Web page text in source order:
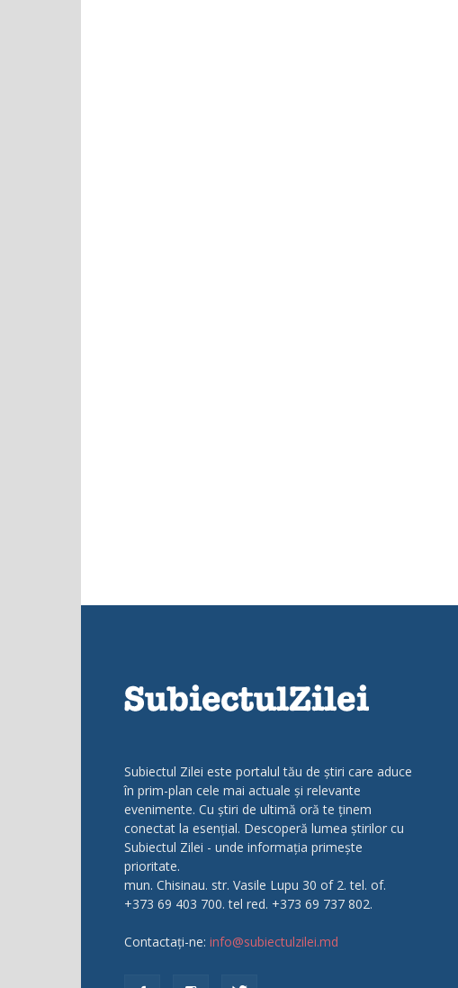
Subiectul Zilei este portalul tău de știri care aduce
în prim-plan cele mai actuale și relevante
evenimente. Cu știri de ultimă oră te ținem
conectat la esențial. Descoperă lumea știrilor cu
Subiectul Zilei - unde informația primește
prioritate.
mun. Chisinau. str. Vasile Lupu 30 of 2. tel. of.
+373 69 403 700. tel red. +373 69 737 802.
Contactați-ne: info@subiectulzilei.md